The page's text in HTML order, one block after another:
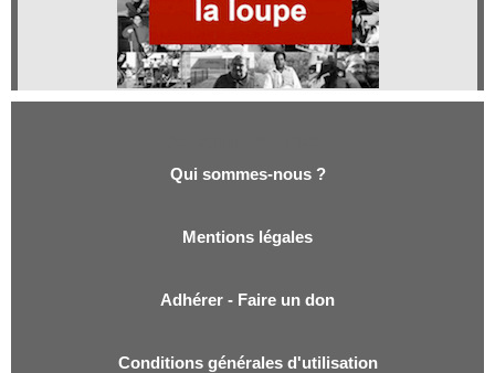
Qui sommes-nous ?
Mentions légales
Adhérer - Faire un don
Conditions générales d'utilisation